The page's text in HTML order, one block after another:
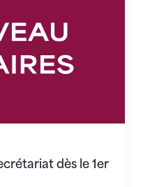
dès le 1er